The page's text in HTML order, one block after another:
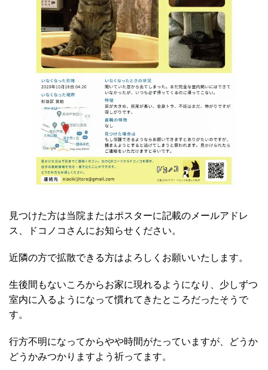
見つけた方は当院またはポスターに記載のメールアドレ
ス、ドコノコさんにお知らせください。
近隣の方で拡散できる方はよろしくお願いいたします。
生後間もないころからお家に現れるようになり、少しずつ
室内に入るようになって慣れてきたところだったそうで
す。
行方不明になってからやや時間がたっていますが、どうか
どうかみつかりますよう祈ってます。